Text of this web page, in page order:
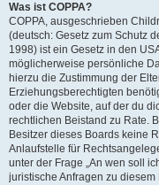
Was ist COPPA?
COPPA, ausgeschrieben
(deutsch: Gesetz zum Schutz
1998) ist ein Gesetz in den
möglicherweise persönliche
hierzu die Zustimmung der
Erziehungsberechtigten
oder die Website, auf der du
rechtlichen Beistand zu Rate.
Besitzer dieses Boards keine
Anlaufstelle für
unter der Frage „An wen soll
juristische Anfragen zu